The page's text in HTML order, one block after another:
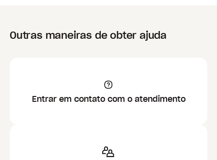
Outras maneiras de obter ajuda
Entrar em contato com o atendimento